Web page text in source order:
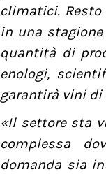
climatici. Resto
in una
quantità di
enologi,
garantirà vini
«Il settore sta
complessa
domanda sia